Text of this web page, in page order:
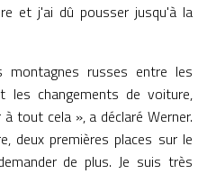
et j'ai dû pousser jusqu'à la
russes entre les
les changements de voiture,
tout cela », a déclaré Werner.
deux premières places sur le
de plus. Je suis très